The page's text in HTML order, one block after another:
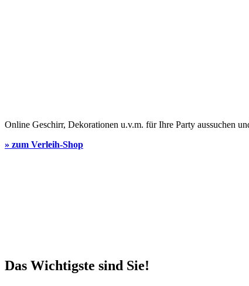
Online Geschirr, Dekorationen u.v.m. für Ihre Party aussuchen
» zum Verleih-Shop
Das Wichtigste sind Sie!